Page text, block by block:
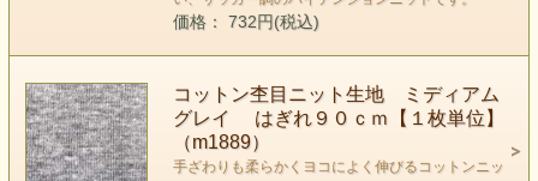
価格： 732円(税込)
コットン杢目ニット生地 ミディアム
グレイ はぎれ９０ｃｍ【１枚単位】
（m1889）
手ざわりも柔らかくヨコによく伸びるコットンニッ